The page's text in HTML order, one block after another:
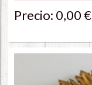
Precio: 0,00 €